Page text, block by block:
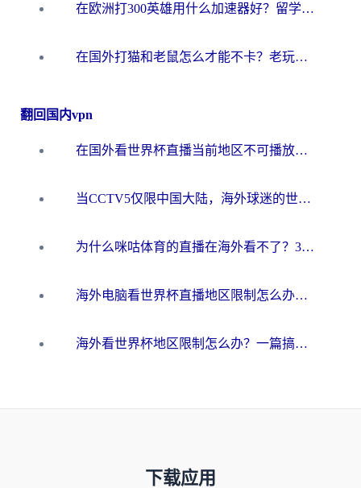
在欧洲打300英雄用什么加速器好？留学生亲测有效的解决方案来了
在国外打猫和老鼠怎么才能不卡？老玩家亲测的终极加速指南
翻回国内vpn
在国外看世界杯直播当前地区不可播放？海外党必看的回国加速全攻略
当CCTV5仅限中国大陆，海外球迷的世界杯狂欢如何继续？
为什么咪咕体育的直播在海外看不了？3步解决海外看世界杯+抖音地区限制难题
海外电脑看世界杯直播地区限制怎么办？你需要一个聪明的加速器
海外看世界杯地区限制怎么办？一篇搞定咪咕视频播放+国内资源无缝访问指南
下载应用